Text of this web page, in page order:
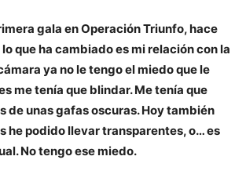
gala en Operación Triunfo, hace
lo que ha cambiado es mi relación con la
ya no le tengo el miedo que le
me tenía que blindar. Me tenía que
de unas gafas oscuras. Hoy también
he podido llevar transparentes, o… es
No tengo ese miedo.